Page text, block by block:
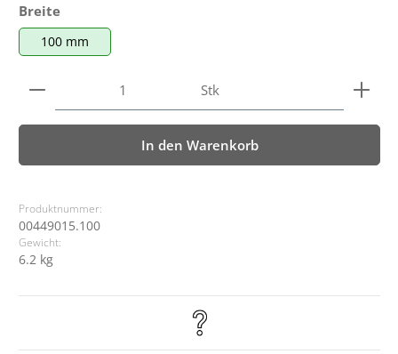
Breiteauswählen
100 mm
Produkt Anzahl: Gib den gewünschten Wert ein
Stk
In den Warenkorb
Produktnummer:
00449015.100
Gewicht:
6.2 kg